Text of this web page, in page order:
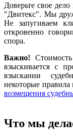
Доверьте свое
"Двитекс". Мы
Не запугиваем
откровенно
спора.
Важно!
взыскивается с
взыскании
некоторые
возмещения
Что мы